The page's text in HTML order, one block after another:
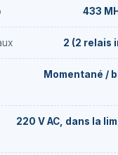
433
2 (2 relais
Momentané /
220 V AC, dans la